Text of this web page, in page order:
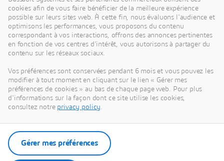
Découvrir notre vision
Nos actualités
Accédez à l'ensemble des communiqués de presse
et ressources de Dassault Systèmes.
Découvrir nos actualités
cookies afin de vous faire bénéficier de la meilleure expérience
possible sur leurs sites web. À cette fin, nous évaluons l'audience et
optimisons les performances, vous proposons du contenu
correspondant à vos interactions, offrons des annonces pertinentes
en fonction de vos centres d'intérêt, vous autorisons à partager du
contenu sur les réseaux sociaux.
Vos préférences sont conservées pendant 6 mois et vous pouvez les
modifier à tout moment en cliquant sur le lien « Gérer mes
préférences de cookies » au bas de chaque page web. Pour plus
d'informations sur la façon dont ce site utilise les cookies,
consultez notre privacy policy.
Gérer mes préférences